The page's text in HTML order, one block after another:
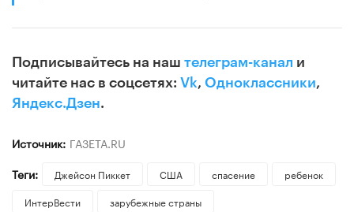
Подписывайтесь на наш телеграм-канал и
читайте нас в соцсетях: Vk, Одноклассники,
Яндекс.Дзен.
Источник: ГАЗЕТА.RU
Теги:
Джейсон Пиккет США спасение
ребенок
ИнтерВести
зарубежные страны